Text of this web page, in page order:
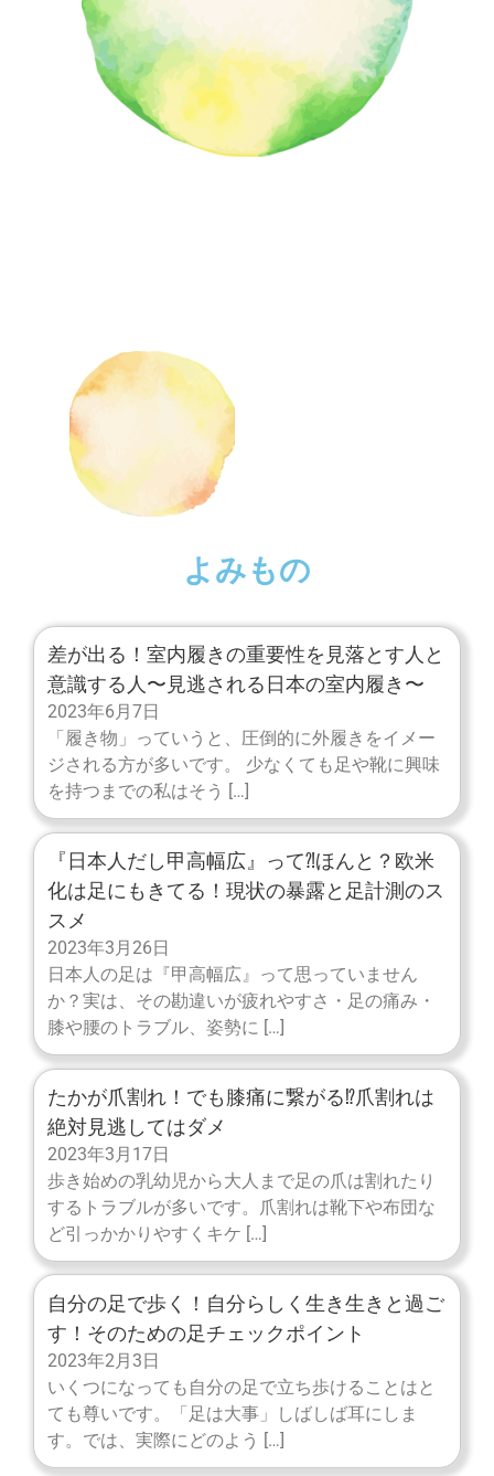
よみもの
差が出る！室内履きの重要性を見落とす人と
意識する人〜見逃される日本の室内履き〜
2023年6月7日
「履き物」っていうと、圧倒的に外履きをイメー
ジされる方が多いです。 少なくても足や靴に興味
を持つまでの私はそう […]
『日本人だし甲高幅広』って⁈ほんと？欧米
化は足にもきてる！現状の暴露と足計測のス
スメ
2023年3月26日
日本人の足は『甲高幅広』って思っていません
か？実は、その勘違いが疲れやすさ・足の痛み・
膝や腰のトラブル、姿勢に […]
たかが爪割れ！でも膝痛に繋がる⁉︎爪割れは
絶対見逃してはダメ
2023年3月17日
歩き始めの乳幼児から大人まで足の爪は割れたり
するトラブルが多いです。爪割れは靴下や布団な
ど引っかかりやすくキケ […]
自分の足で歩く！自分らしく生き生きと過ご
す！そのための足チェックポイント
2023年2月3日
いくつになっても自分の足で立ち歩けることはと
ても尊いです。「足は大事」しばしば耳にしま
す。では、実際にどのよう […]